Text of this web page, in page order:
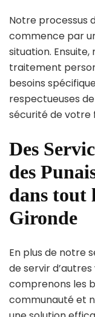
Notre processus
commence par
situation.
traitement
besoins
respectueuses
sécurité de votre
Des
des
dans tout
Gironde
En plus de notre
de servir
comprenons les
communauté et